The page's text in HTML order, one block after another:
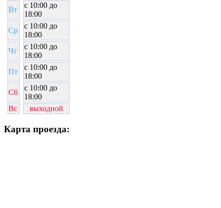
Вт
c 10:00 до
18:00
Ср
c 10:00 до
18:00
Чт
c 10:00 до
18:00
Пт
c 10:00 до
18:00
Сб
c 10:00 до
18:00
Вс
выходной
Карта проезда: